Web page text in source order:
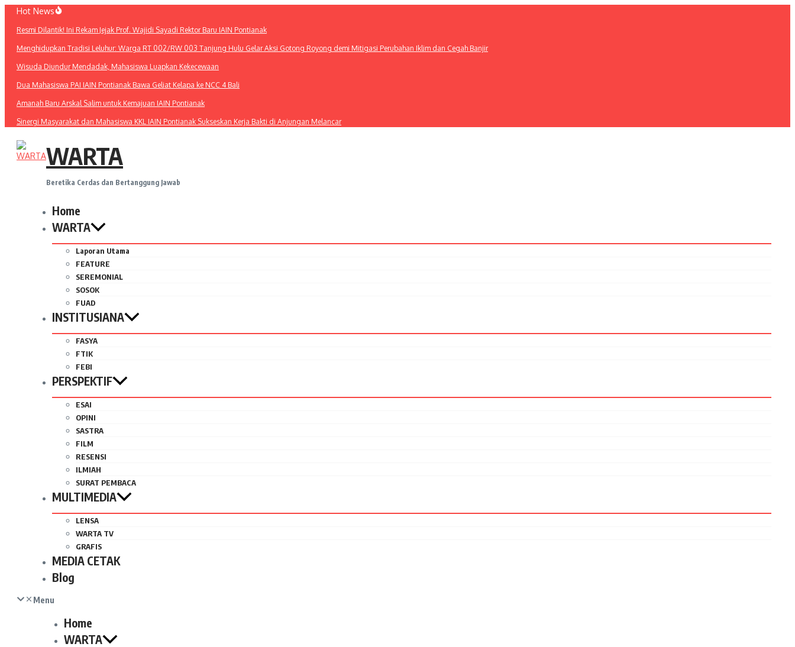
Lewati
konten
Hot News
Resmi Dilantik! Ini Rekam Jejak Prof. Wajidi Sayadi Rektor Baru IAIN Pontianak
Menghidupkan Tradisi Leluhur: Warga RT 002/RW 003 Tanjung Hulu Gelar Aksi Gotong Royong demi Mitigasi Perubahan Iklim dan Cegah Banjir
Wisuda Diundur Mendadak, Mahasiswa Luapkan Kekecewaan
Dua Mahasiswa PAI IAIN Pontianak Bawa Geliat Kelapa ke NCC 4 Bali
Amanah Baru Arskal Salim untuk Kemajuan IAIN Pontianak
Sinergi Masyarakat dan Mahasiswa KKL IAIN Pontianak Sukseskan Kerja Bakti di Anjungan Melancar
WARTA
Beretika Cerdas dan Bertanggung Jawab
Home
WARTA
Laporan Utama
FEATURE
SEREMONIAL
SOSOK
FUAD
INSTITUSIANA
FASYA
FTIK
FEBI
PERSPEKTIF
ESAI
OPINI
SASTRA
FILM
RESENSI
ILMIAH
SURAT PEMBACA
MULTIMEDIA
LENSA
WARTA TV
GRAFIS
MEDIA CETAK
Blog
Menu
Home
WARTA